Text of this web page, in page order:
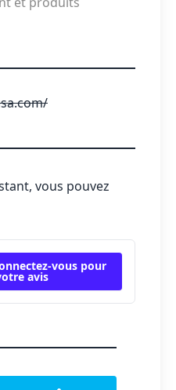
vous pouvez
vous pour
avis